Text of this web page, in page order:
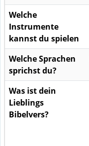
Welche
Instrumente
kannst du spielen
Welche Sprachen
sprichst du?
Was ist dein
Lieblings
Bibelvers?